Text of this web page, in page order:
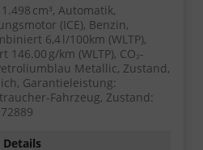
cm³, Automatik,
(ICE), Benzin,
6,4 l/100km (WLTP),
g/km (WLTP), CO₂-
Metallic, Zustand,
Garantieleistung:
Fahrzeug, Zustand:
Details